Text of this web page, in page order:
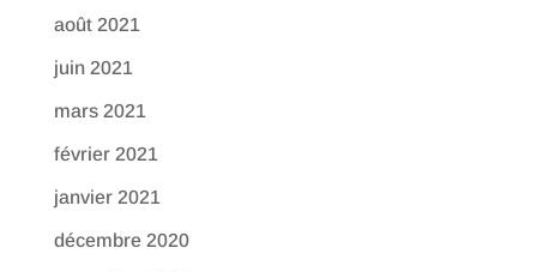
août 2021
juin 2021
mars 2021
février 2021
janvier 2021
décembre 2020